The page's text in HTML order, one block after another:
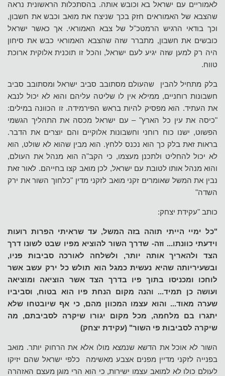
לאמוריים עם ישראל בא וכובש אותה. בהסתכלות הראשונית נראה
שהצבא של האמוראים חזק בכך שניצח את מואב וכבש את חשבון,
וכך בודאי הרגיש הרמטכ"ל של צבא האמוראי. אך כאשר ישראל
כובשים את חשבון, מתברר שזה שהצבא האמוראי כבש את סיחון
היה רק למען שזה יגיע לעם ישראל, והכל זו תוכנית אלוקית ארוכת
טווח.
בלק מתחיל להבין שהעולם מסתובב סביב ישראל ומסתובב סביב
חשבונות רוחניים, ממילא אין לו שליטה עליהם והוא לא יכול לנבא
את העתיד. הוא מפסיק להיות בראש הפירמידה. זו הכוונה במילים:
"כיסה את עין כל הארץ" – עם ישראל מכסה את התהליך הגשמי
הפשוט, ישנו כוח רוחני וחשבונות אלוקיים והם יוצרים את הדבר.
בראות זאת בלק כך הוא נכנס ללחץ. הוא מבין שהוא לא שולט, הוא
לא יכול להחליט ולתכנן מעצמו, כי הקב"ה הוא מנהל את העולם,
והוא מנהל אותו לטובת עם ישראל, לכן מואב קצו בחייהם. לאור זאת
נבין את המשל שאומרים זקני מואב לזקני מדין "כלחוך השור את ירק
השדה"
כותב "עקידת יצחק:
"כל ימיי הייתי תוהה בזה המשל, עד שראיתי הפרות רועות
וידעתי כוונתו... וזה- שדרך השור להוציא מפיו שבט לשונו דרך
הצד ולהאריך אותה יותר, ולשלחה לאורכה סביבות פניו,
ובשעיריותה שהיא נעשית כמגל הוא תולש כל ירק עשב אשר
לוחכו ומכניסו בתוך פיו בדרך הצד אשר הוציאה ומוציאה
ועושה כן תמיד... והנה מקום הנחת פיו הוא בטוח, וסביביו
שערה מאוד... והוא עצמו המכוון מהם, כי אף שיובטחו שלא
יתגרו בם מלחמה, מכל מקום יגורו שיקרה לסביבתם, מה
שיקרה לסביבות פי השור" (עקידת יצחק)
השור לא אוכל את הדשא שנמצא מולו אלא את הרחוק יותר. מואב
בפנייה לזקני מדיין מפנים אצבע מאשימה כלפי ישראל שהם יזיקו
לעולם כולו לא למואב עצמו ישירות, כי הוא הרי מוגן מעצם האזהרה